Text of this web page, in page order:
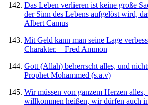
Das Leben verlieren ist keine große
der Sinn des Lebens aufgelöst wird,
Albert Camus
Mit Geld kann man seine Lage
Charakter. – Fred Ammon
Gott (Allah) beherrscht alles, und
Prophet Mohammed (s.a.v)
Wir müssen von ganzem Herzen
willkommen heißen, wir dürfen auch